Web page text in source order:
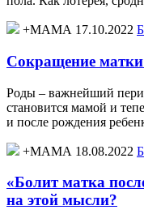
+МАМА 17.10.2022
Сокращение
Роды – важнейший
становится мамой и
и после рождения
+МАМА 18.08.2022
«Болит матка
на этой мысли?